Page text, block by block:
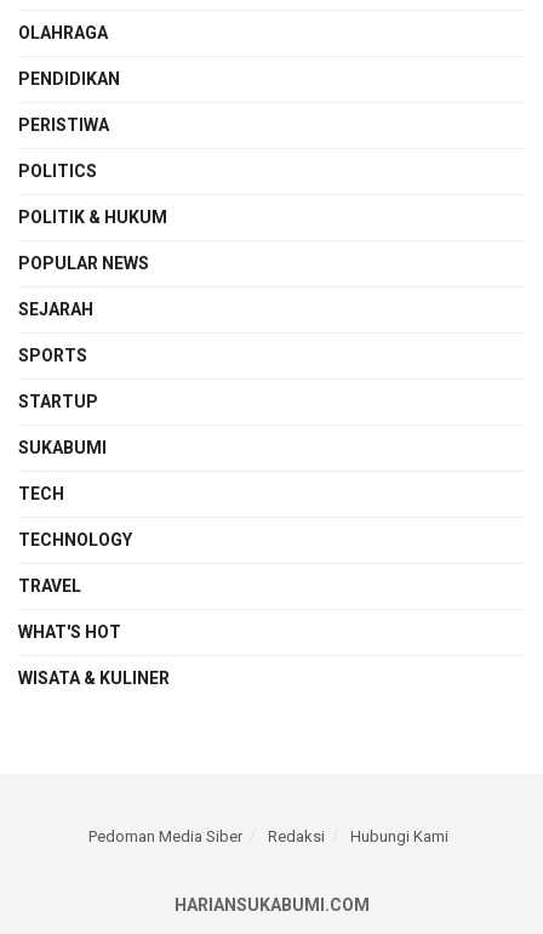
OLAHRAGA
PENDIDIKAN
PERISTIWA
POLITICS
POLITIK & HUKUM
POPULAR NEWS
SEJARAH
SPORTS
STARTUP
SUKABUMI
TECH
TECHNOLOGY
TRAVEL
WHAT'S HOT
WISATA & KULINER
Pedoman Media Siber Redaksi Hubungi Kami
HARIANSUKABUMI.COM